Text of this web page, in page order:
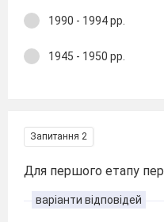
1990 - 1994 рр.
1945 - 1950 рр.
Запитання 2
Для першого етапу
варіанти відповідей